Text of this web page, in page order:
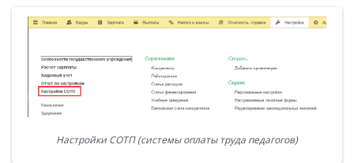
Настройки СОТП (системы оплаты труда педагогов)